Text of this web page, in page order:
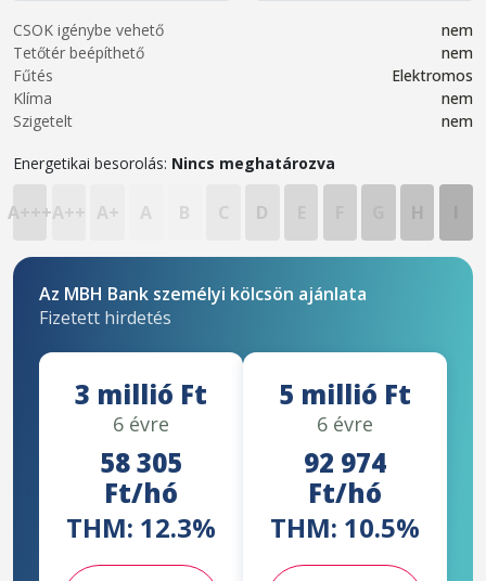
CSOK igénybe vehető
nem
Tetőtér beépíthető
nem
Fűtés
Elektromos
Klíma
nem
Szigetelt
nem
Energetikai besorolás: Nincs meghatározva
A+++A++ A+ A B C D
Az MBH Bank személyi kölcsön ajánlata
Fizetett hirdetés
3 millió Ft
6 évre
58 305
Ft/hó
THM: 12.3%
5 millió Ft
6 évre
92 974
Ft/hó
THM: 10.5%